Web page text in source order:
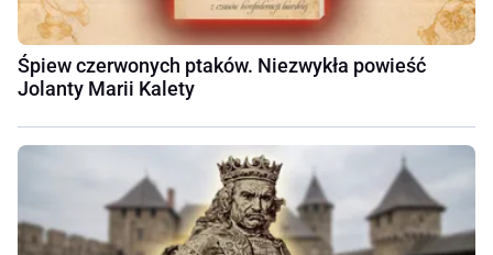
Śpiew czerwonych ptaków. Niezwykła powieść
Jolanty Marii Kalety